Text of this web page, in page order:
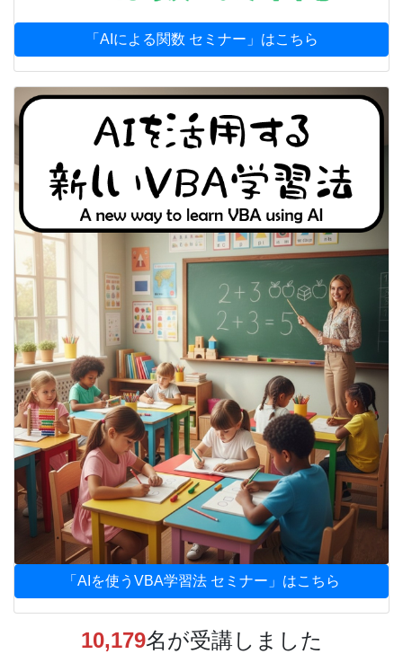
「AIによる関数 セミナー」はこちら
「AIを使うVBA学習法 セミナー」はこちら
10,179名が受講しました